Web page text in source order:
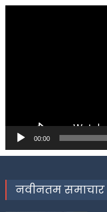
00:00
नवीनतम समाचार